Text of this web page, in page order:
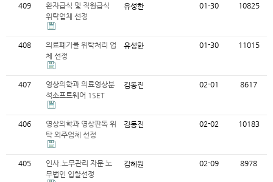
409
환자급식 및 직원급식
위탁업체 선정
유성한 01-30 10825
408
의료폐기물 위탁처리 업
체 선정
유성한 01-30 11015
407
영상의학과 의료영상분
석소프트웨어 1SET
김동진 02-01 8617
406
영상의학과 영상판독 위
탁 외주업체 선정
김동진 02-02 10183
405
인사.노무관리 자문 노
무법인 입찰선정
김혜원 02-09 8978